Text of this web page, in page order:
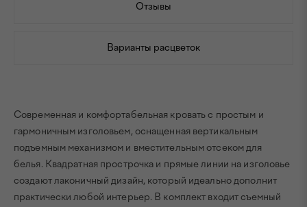
Отзывы
Варианты расцветок
Современная и комфортабельная кровать с простым и
гармоничным изголовьем, оснащенная вертикальным
подъемным механизмом и вместительным отсеком для
белья. Квадратная прострочка и прямые линии на изголовье
создают лаконичный дизайн, который идеально дополнит
практически любой интерьер. В комплект входит съемный